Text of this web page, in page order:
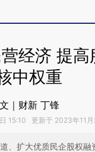
经济 提
中权重
文｜财新 丁锋
15:10 更新于 2023年11
、扩大优质民企股权